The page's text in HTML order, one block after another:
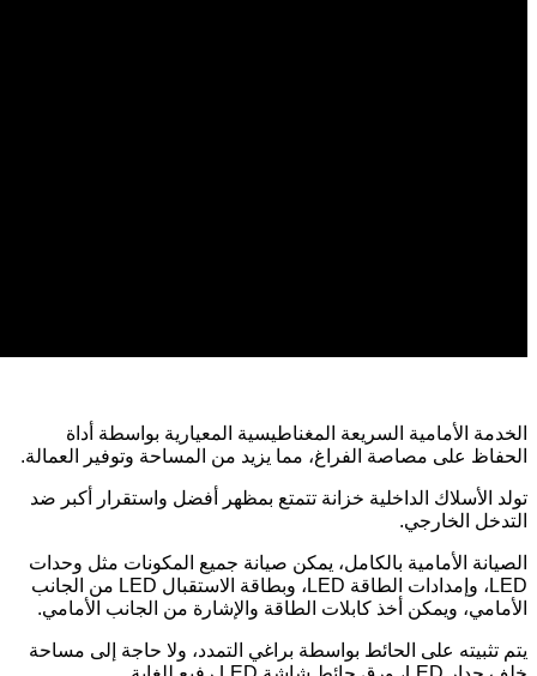
الخدمة الأمامية السريعة المغناطيسية المعيارية بواسطة أداة
الحفاظ على مصاصة الفراغ، مما يزيد من المساحة وتوفير العمالة.
تولد الأسلاك الداخلية خزانة تتمتع بمظهر أفضل واستقرار أكبر ضد
التدخل الخارجي.
الصيانة الأمامية بالكامل، يمكن صيانة جميع المكونات مثل وحدات
LED، وإمدادات الطاقة LED، وبطاقة الاستقبال LED من الجانب
الأمامي، ويمكن أخذ كابلات الطاقة والإشارة من الجانب الأمامي.
يتم تثبيته على الحائط بواسطة براغي التمدد، ولا حاجة إلى مساحة